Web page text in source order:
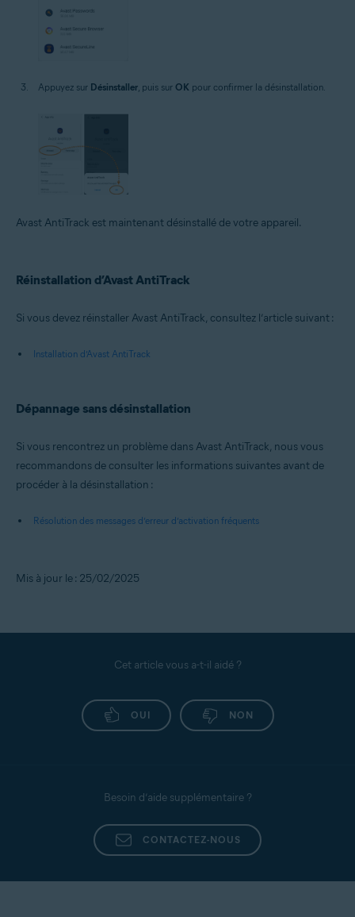
Appuyez sur Désinstaller, puis sur OK pour confirmer la désinstallation.
Avast AntiTrack est maintenant désinstallé de votre appareil.
Réinstallation d’Avast AntiTrack
Si vous devez réinstaller Avast AntiTrack, consultez l’article suivant :
Installation d’Avast AntiTrack
Dépannage sans désinstallation
Si vous rencontrez un problème dans Avast AntiTrack, nous vous
recommandons de consulter les informations suivantes avant de
procéder à la désinstallation :
Résolution des messages d’erreur d’activation fréquents
Mis à jour le : 25/02/2025
Cet article vous a-t-il aidé ?
OUI NON
Besoin d’aide supplémentaire ?
CONTACTEZ-NOUS